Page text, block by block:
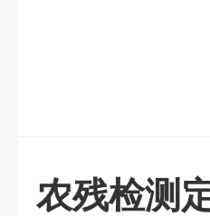
农残检测